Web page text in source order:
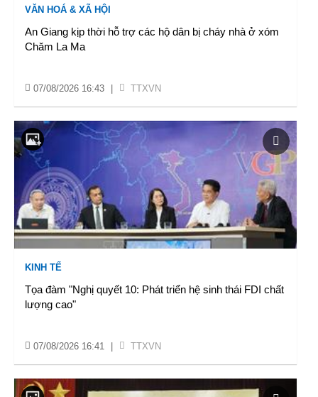
VĂN HOÁ & XÃ HỘI
An Giang kịp thời hỗ trợ các hộ dân bị cháy nhà ở xóm
Chăm La Ma
07/08/2026 16:43 TTXVN
KINH TẾ
Tọa đàm "Nghị quyết 10: Phát triển hệ sinh thái FDI chất
lượng cao"
07/08/2026 16:41 TTXVN